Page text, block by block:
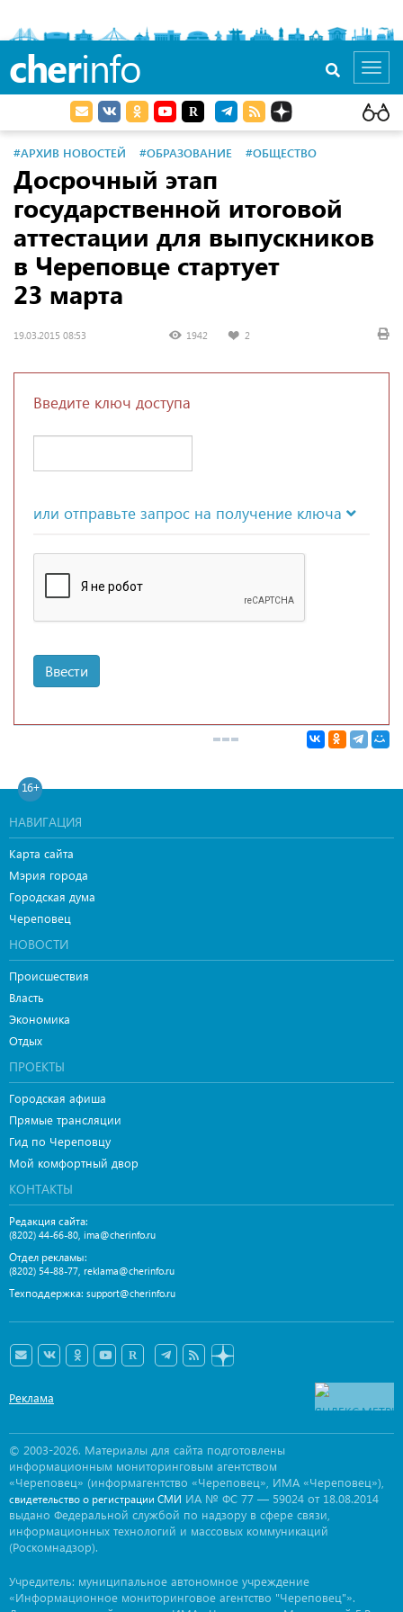
cherinfo
#АРХИВ НОВОСТЕЙ #ОБРАЗОВАНИЕ #ОБЩЕСТВО
Досрочный этап
государственной итоговой
аттестации для выпускников
в Череповце стартует
23 марта
19.03.2015 08:53 1942 2
Введите ключ доступа
или отправьте запрос на получение ключа
Ввести
16+
НАВИГАЦИЯ
Карта сайта
Мэрия города
Городская дума
Череповец
НОВОСТИ
Происшествия
Власть
Экономика
Отдых
ПРОЕКТЫ
Городская афиша
Прямые трансляции
Гид по Череповцу
Мой комфортный двор
КОНТАКТЫ
Редакция сайта:
(8202) 44-66-80 ima@cherinfo.ru
Отдел рекламы:
(8202) 54-88-77 reklama@cherinfo.ru
Техподдержка: support@cherinfo.ru
Реклама
© 2003-2026. Материалы для сайта подготовлены
информационным мониторинговым агентством
«Череповец» (информагентство «Череповец», ИМА «Череповец»),
свидетельство о регистрации СМИ ИА № ФС 77 — 59024 от 18.08.2014
выдано Федеральной службой по надзору в сфере связи,
информационных технологий и массовых коммуникаций
(Роскомнадзор).
Учредитель: муниципальное автономное учреждение
«Информационное мониторинговое агентство "Череповец"».